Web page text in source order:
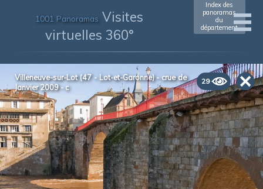
1001 Panoramas Visites
virtuelles 360°
Index des
panoramas
du
département
29
Villeneuve-sur-Lot (47 - Lot-et-Garonne) - crue de
Janvier 2009 - c